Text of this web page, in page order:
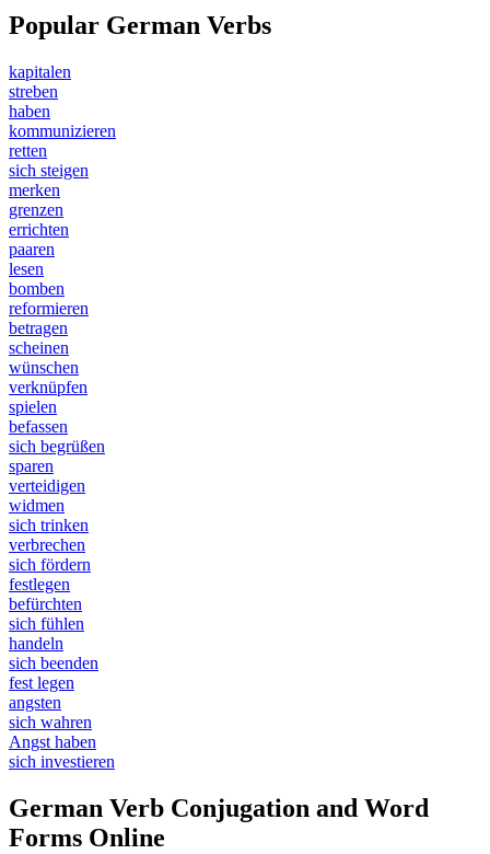
Popular German Verbs
kapitalen
streben
haben
kommunizieren
retten
sich steigen
merken
grenzen
errichten
paaren
lesen
bomben
reformieren
betragen
scheinen
wünschen
verknüpfen
spielen
befassen
sich begrüßen
sparen
verteidigen
widmen
sich trinken
verbrechen
sich fördern
festlegen
befürchten
sich fühlen
handeln
sich beenden
fest legen
angsten
sich wahren
Angst haben
sich investieren
German Verb Conjugation and Word
Forms Online